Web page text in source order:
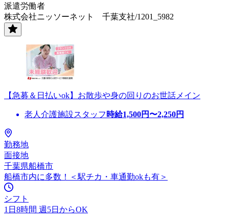
派遣労働者
株式会社ニッソーネット 千葉支社/1201_5982
【急募＆日払いok】お散歩や身の回りのお世話メイン
老人介護施設スタッフ 時給1,500円〜2,250円
勤務地
面接地
千葉県船橋市
船橋市内に多数！＜駅チカ・車通勤okも有＞
シフト
1日8時間 週5日からOK